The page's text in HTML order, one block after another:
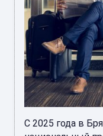
С 2025 года в